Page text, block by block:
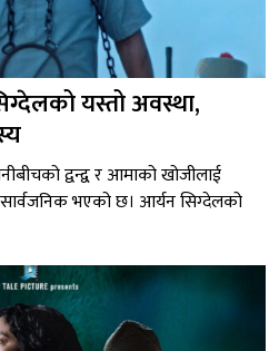
यस्तो अवस्था,
द्वन्द्व र आमाको खोजीलाई
भएको छ। आर्यन सिग्देलको